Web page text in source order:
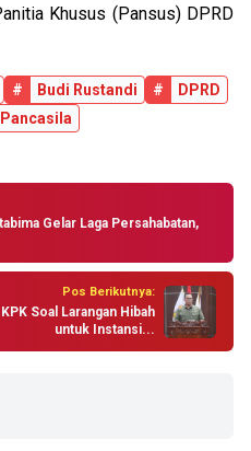
Khusus (Pansus) DPRD
# Budi Rustandi #
DPRD
Gelar Laga Persahabatan,
Pos Berikutnya:
Soal Larangan Hibah
untuk Instansi...